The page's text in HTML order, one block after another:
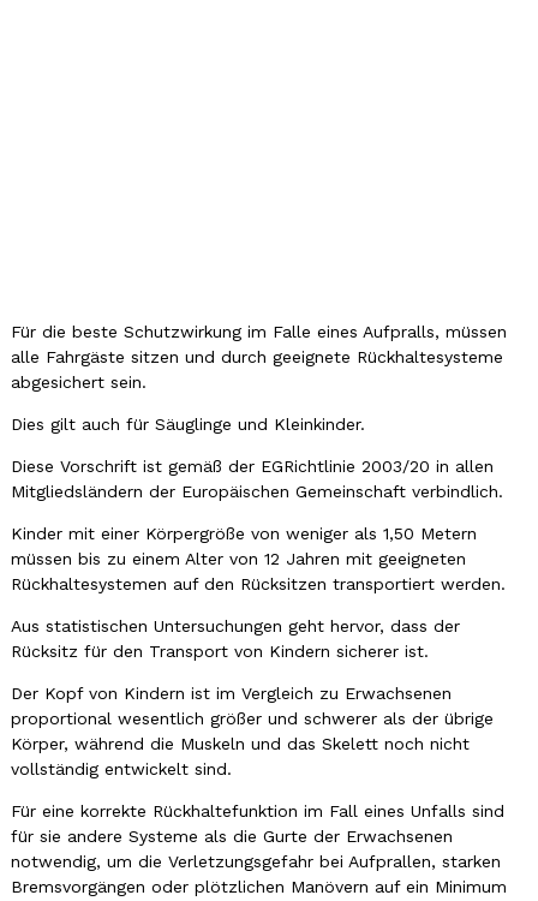
Für die beste Schutzwirkung im Falle eines Aufpralls, müssen
alle Fahrgäste sitzen und durch geeignete Rückhaltesysteme
abgesichert sein.
Dies gilt auch für Säuglinge und Kleinkinder.
Diese Vorschrift ist gemäß der EGRichtlinie 2003/20 in allen
Mitgliedsländern der Europäischen Gemeinschaft verbindlich.
Kinder mit einer Körpergröße von weniger als 1,50 Metern
müssen bis zu einem Alter von 12 Jahren mit geeigneten
Rückhaltesystemen auf den Rücksitzen transportiert werden.
Aus statistischen Untersuchungen geht hervor, dass der
Rücksitz für den Transport von Kindern sicherer ist.
Der Kopf von Kindern ist im Vergleich zu Erwachsenen
proportional wesentlich größer und schwerer als der übrige
Körper, während die Muskeln und das Skelett noch nicht
vollständig entwickelt sind.
Für eine korrekte Rückhaltefunktion im Fall eines Unfalls sind
für sie andere Systeme als die Gurte der Erwachsenen
notwendig, um die Verletzungsgefahr bei Aufprallen, starken
Bremsvorgängen oder plötzlichen Manövern auf ein Minimum